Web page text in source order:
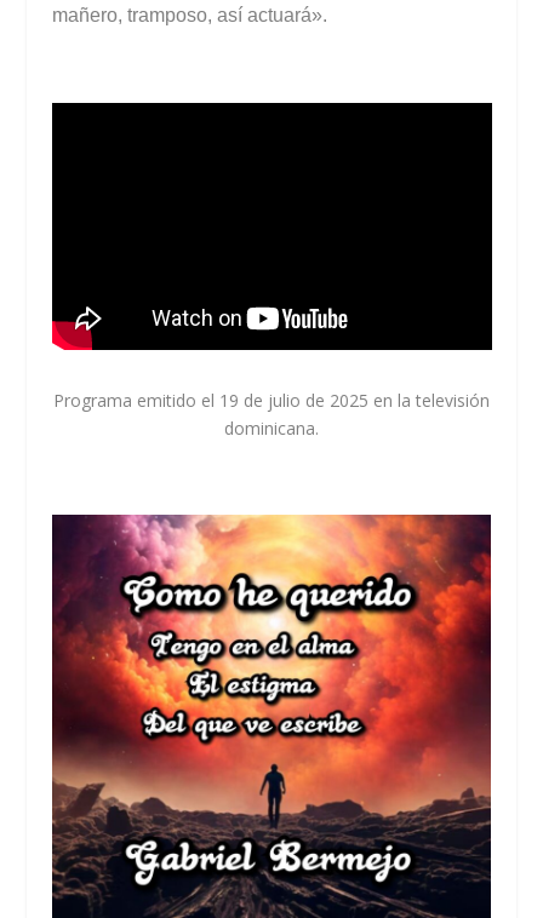
mañero, tramposo, así actuará».
Programa emitido el 19 de julio de 2025 en la televisión
dominicana.